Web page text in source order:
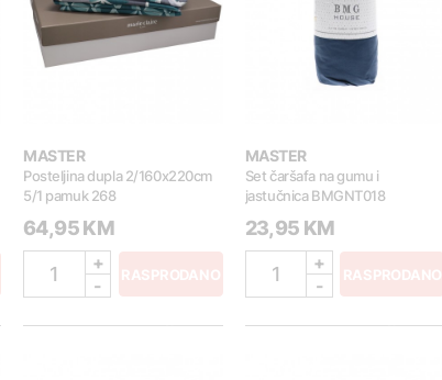
MASTER
Posteljina dupla 2/160x220cm
5/1 pamuk 268
64,95 KM
1
+
-
RASPRODANO
MASTER
Set čaršafa na gumu i
jastučnica BMGNT018
23,95 KM
1
+
-
RASPRODANO